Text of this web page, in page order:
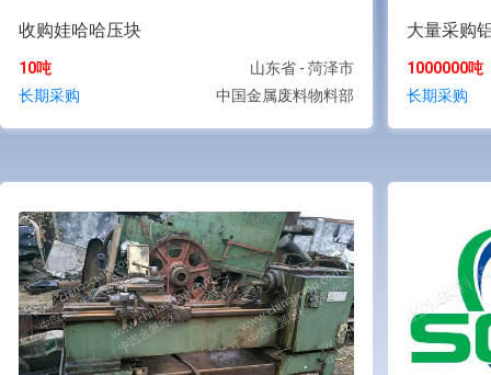
收购娃哈哈压块
10吨
山东省 - 菏泽市
长期采购
中国金属废料物料部
大量采购
1000000吨
长期采购